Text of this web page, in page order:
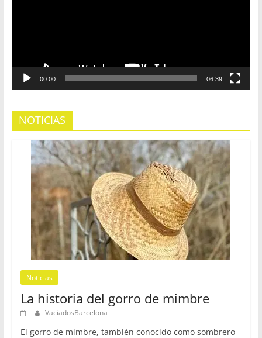
00:00 06:39
NOTICIAS
Noticias
La historia del gorro de mimbre
VaciadosBarcelona
El gorro de mimbre, también conocido como sombrero